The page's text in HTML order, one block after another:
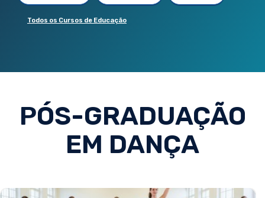
Todos os Cursos de Educação
PÓS-GRADUAÇÃO
EM DANÇA